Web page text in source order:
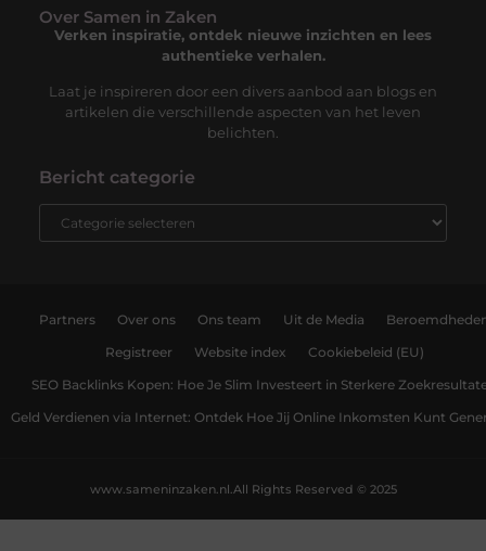
Over Samen in Zaken
Verken inspiratie, ontdek nieuwe inzichten en lees
authentieke verhalen.
Laat je inspireren door een divers aanbod aan blogs en
artikelen die verschillende aspecten van het leven
belichten.
Bericht categorie
Partners Over ons Ons team Uit de Media
Registreer Website index Cookiebeleid (EU)
SEO Backlinks Kopen: Hoe Je Slim Investeert in Sterkere
Geld Verdienen via Internet: Ontdek Hoe Jij Online Inkomsten Kunt
All Rights Reserved © 2025
www.sameninzaken.nl.